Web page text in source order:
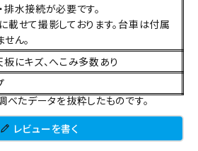
水接続が必要です。
載せて撮影しております。台車は付属
ん。
板にキズ、へこみ多数あり
たデータを抜粋したものです。
レビューを書く